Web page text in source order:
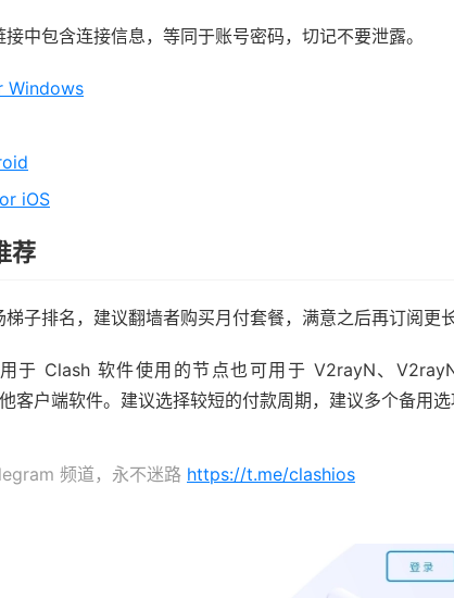
中包含连接信息，等同于账号密码，切记不要泄露。
Windows
iOS
荐
子排名，建议翻墙者购买月付套餐，满意之后再订阅更长
于 Clash 软件使用的节点也可用于 V2rayN、
户端软件。建议选择较短的付款周期，建议多个备用选
频道，永不迷路 https://t.me/clashios